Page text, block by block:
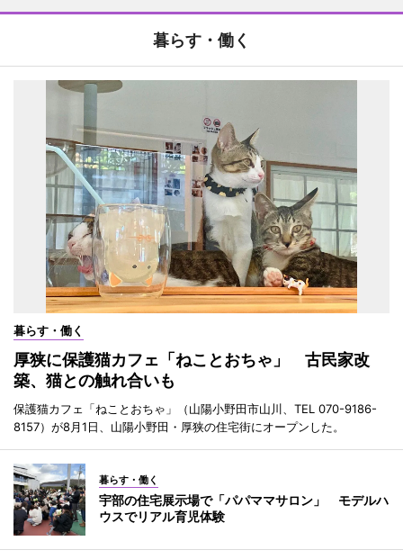
暮らす・働く
暮らす・働く
厚狭に保護猫カフェ「ねことおちゃ」 古民家改
築、猫との触れ合いも
保護猫カフェ「ねことおちゃ」（山陽小野田市山川、TEL 070-9186-
8157）が8月1日、山陽小野田・厚狭の住宅街にオープンした。
暮らす・働く
宇部の住宅展示場で「パパママサロン」 モデルハ
ウスでリアル育児体験